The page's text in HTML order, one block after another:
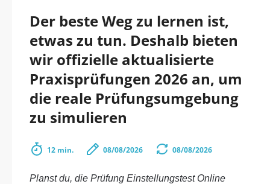
Der beste Weg zu lernen ist,
etwas zu tun. Deshalb bieten
wir offizielle aktualisierte
Praxisprüfungen 2026 an, um
die reale Prüfungsumgebung
zu simulieren
12 min. 08/08/2026 08/08/2026
Planst du, die Prüfung Einstellungstest Online